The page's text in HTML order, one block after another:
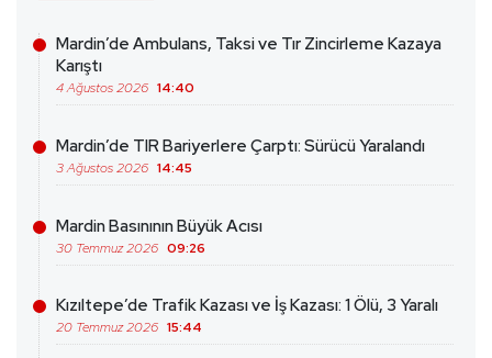
Mardin’de Ambulans, Taksi ve Tır Zincirleme Kazaya
Karıştı
4 Ağustos 2026 14:40
Mardin’de TIR Bariyerlere Çarptı: Sürücü Yaralandı
3 Ağustos 2026 14:45
Mardin Basınının Büyük Acısı
30 Temmuz 2026 09:26
Kızıltepe’de Trafik Kazası ve İş Kazası: 1 Ölü, 3 Yaralı
20 Temmuz 2026 15:44